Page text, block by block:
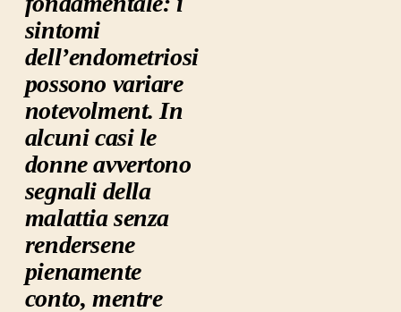
sintomi
dell’endometriosi
possono variare
notevolment. In
alcuni casi le
donne avvertono
segnali della
malattia senza
rendersene
pienamente
conto, mentre